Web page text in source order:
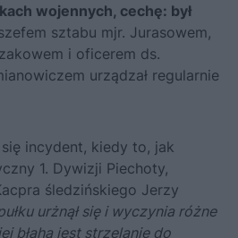
wojennych, cechę: był
sztabu mjr. Jurasowem,
i oficerem ds.
urządzał regularnie
się incydent, kiedy to, jak
1. Dywizji Piechoty,
śledzińskiego Jerzy
urżnął się i wyczynia różne
błahą jest strzelanie do